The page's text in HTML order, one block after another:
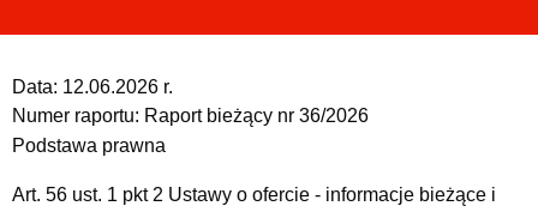
Data: 12.06.2026 r.
Numer raportu: Raport bieżący nr 36/2026
Podstawa prawna
Art. 56 ust. 1 pkt 2 Ustawy o ofercie - informacje bieżące i